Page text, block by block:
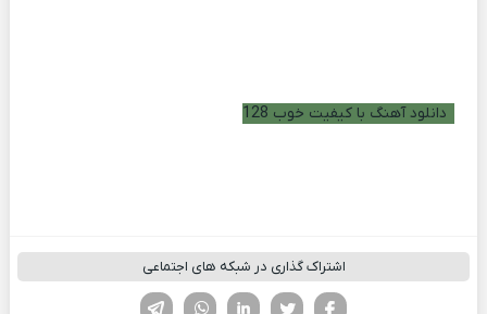
دانلود آهنگ با کیفیت خوب 128
اشتراک گذاری در شبکه های اجتماعی
لینکدین تویتر
فیسوک